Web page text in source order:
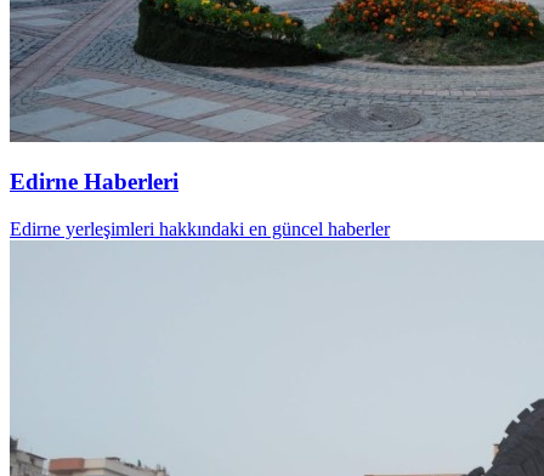
Edirne Haberleri
Edirne yerleşimleri hakkındaki en güncel haberler